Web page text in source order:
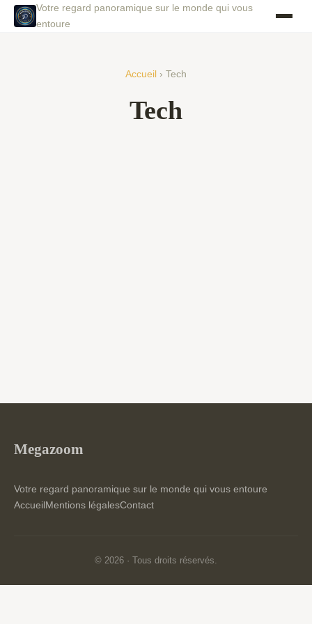
Votre regard panoramique sur le monde qui vous
entoure
Accueil › Tech
Tech
Megazoom
Votre regard panoramique sur le monde qui vous entoure
AccueilMentions légalesContact
© 2026 · Tous droits réservés.